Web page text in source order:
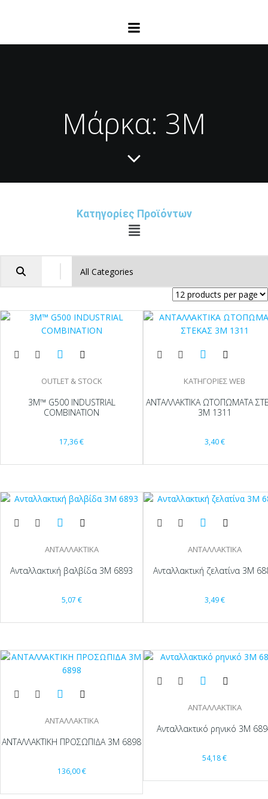
Μάρκα: 3M
Κατηγορίες Προϊόντων
OUTLET & STOCK
3M™ G500 INDUSTRIAL
COMBINATION
17,36€
ΚΑΤΗΓΟΡΙΕΣ WEB
ΑΝΤΑΛΛΑΚΤΙΚΑ ΩΤΟΠΩΜΑΤΑ
3Μ 1311
3,40€
ΑΝΤΑΛΛΑΚΤΙΚΑ
Ανταλλακτική βαλβίδα 3Μ 6893
5,07 €
ΑΝΤΑΛΛΑΚΤΙΚΑ
Ανταλλακτική ζελατίνα 3Μ
3,49€
ΑΝΤΑΛΛΑΚΤΙΚΑ
ΑΝΤΑΛΛΑΚΤΙΚΗ ΠΡΟΣΩΠΙΔΑ 3Μ 6898
136,00€
ΑΝΤΑΛΛΑΚΤΙΚΑ
Ανταλλακτικό ρηνικό 3Μ
54,18€